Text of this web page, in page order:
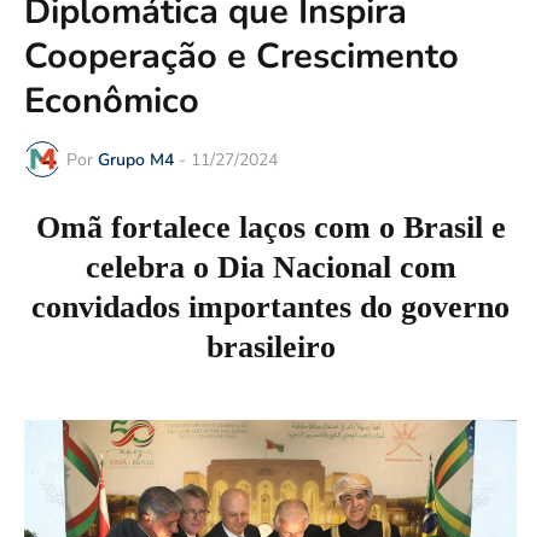
Diplomática que Inspira
Cooperação e Crescimento
Econômico
Por Grupo M4 - 11/27/2024
Omã fortalece laços com o Brasil e
celebra o Dia Nacional com
convidados importantes do governo
brasileiro